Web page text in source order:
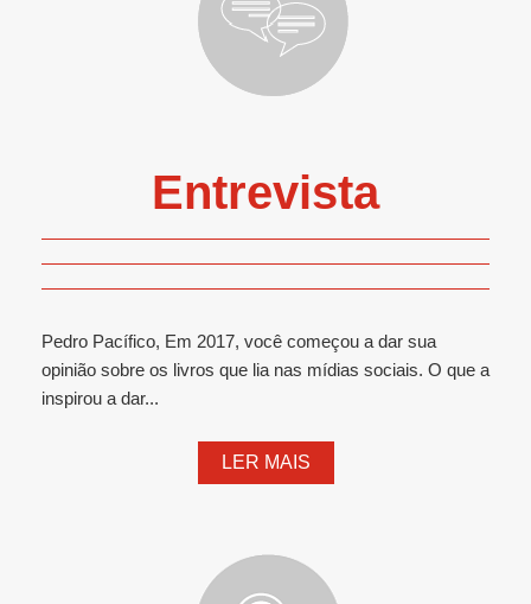
Entrevista
Pedro Pacífico, Em 2017, você começou a dar sua
opinião sobre os livros que lia nas mídias sociais. O que a
inspirou a dar...
LER MAIS